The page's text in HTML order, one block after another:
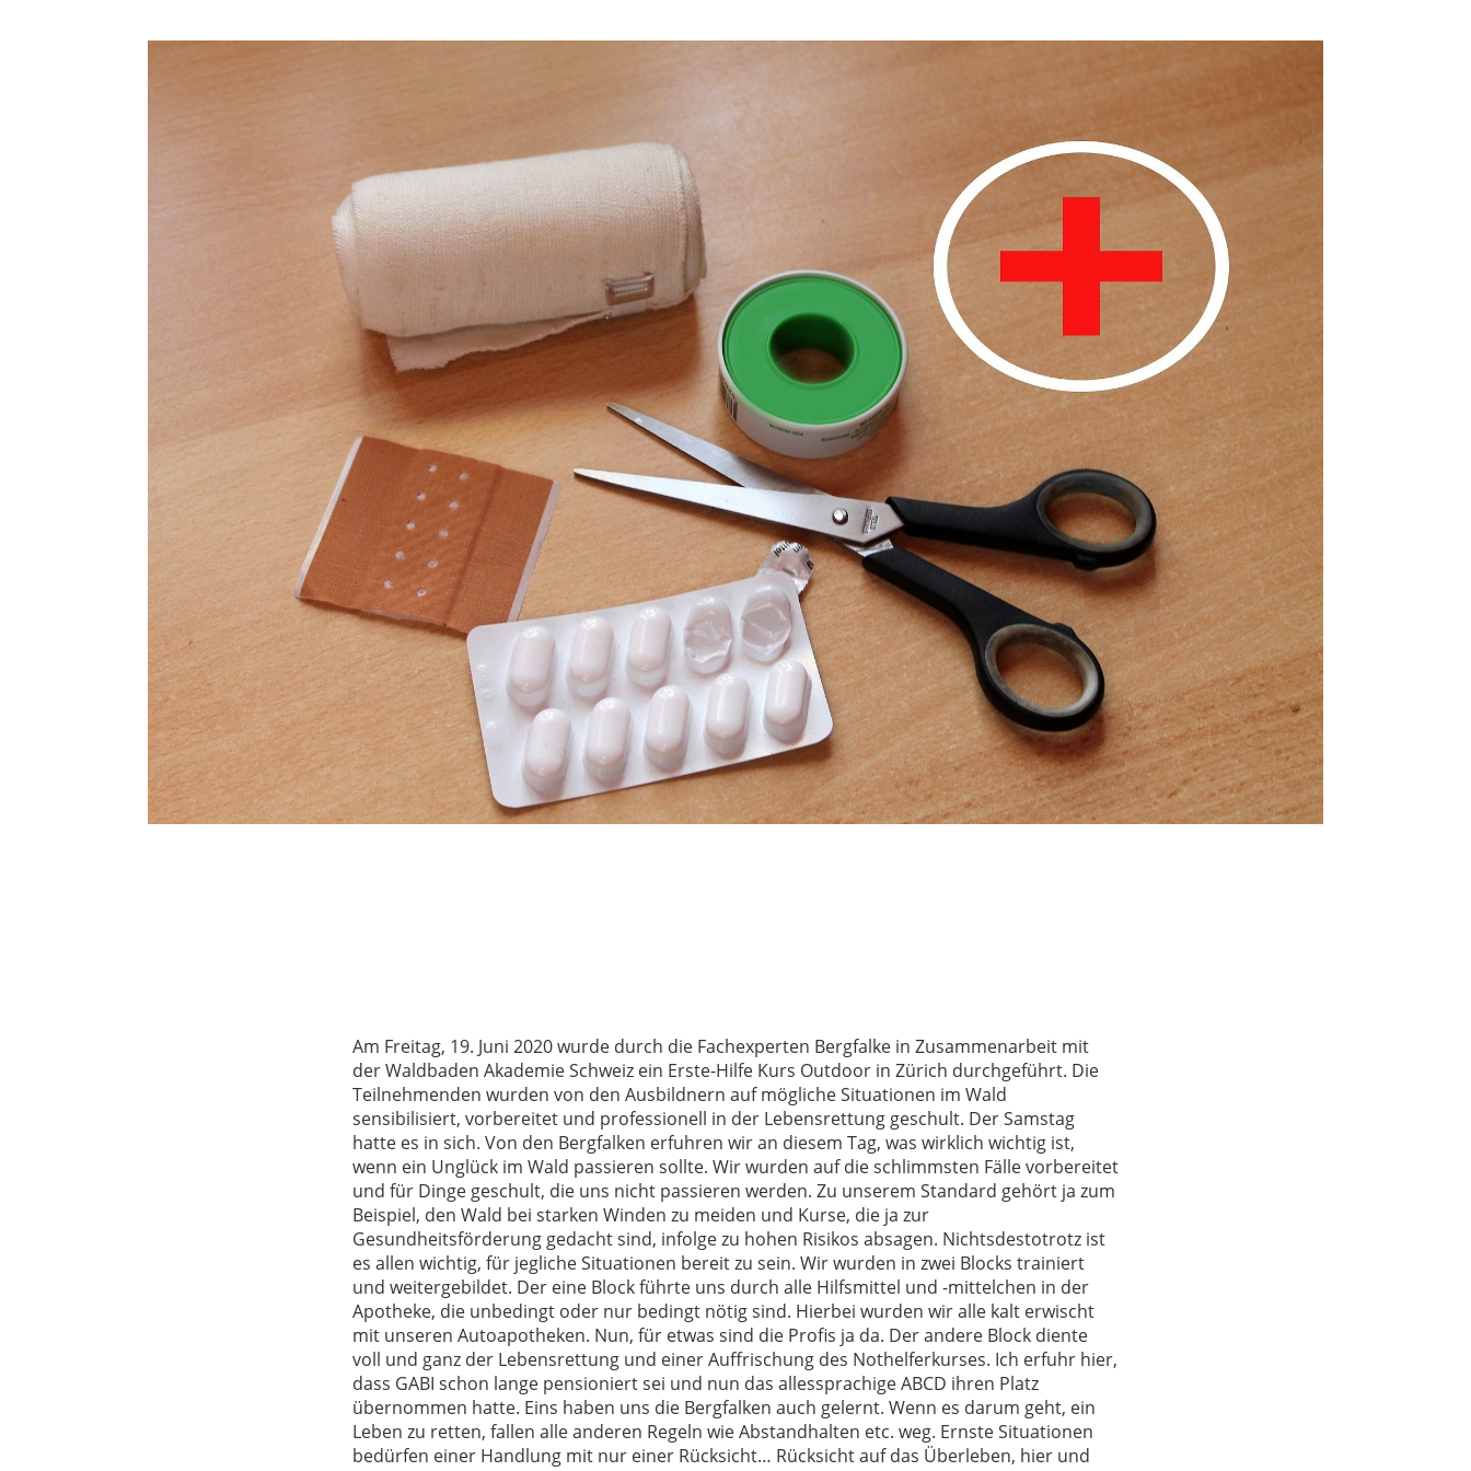
Am Freitag, 19. Juni 2020 wurde durch die Fachexperten Bergfalke in Zusammenarbeit mit
der Waldbaden Akademie Schweiz ein Erste-Hilfe Kurs Outdoor in Zürich durchgeführt. Die
Teilnehmenden wurden von den Ausbildnern auf mögliche Situationen im Wald
sensibilisiert, vorbereitet und professionell in der Lebensrettung geschult. Der Samstag
hatte es in sich. Von den Bergfalken erfuhren wir an diesem Tag, was wirklich wichtig ist,
wenn ein Unglück im Wald passieren sollte. Wir wurden auf die schlimmsten Fälle vorbereitet
und für Dinge geschult, die uns nicht passieren werden. Zu unserem Standard gehört ja zum
Beispiel, den Wald bei starken Winden zu meiden und Kurse, die ja zur
Gesundheitsförderung gedacht sind, infolge zu hohen Risikos absagen. Nichtsdestotrotz ist
es allen wichtig, für jegliche Situationen bereit zu sein. Wir wurden in zwei Blocks trainiert
und weitergebildet. Der eine Block führte uns durch alle Hilfsmittel und -mittelchen in der
Apotheke, die unbedingt oder nur bedingt nötig sind. Hierbei wurden wir alle kalt erwischt
mit unseren Autoapotheken. Nun, für etwas sind die Profis ja da. Der andere Block diente
voll und ganz der Lebensrettung und einer Auffrischung des Nothelferkurses. Ich erfuhr hier,
dass GABI schon lange pensioniert sei und nun das allessprachige ABCD ihren Platz
übernommen hatte. Eins haben uns die Bergfalken auch gelernt. Wenn es darum geht, ein
Leben zu retten, fallen alle anderen Regeln wie Abstandhalten etc. weg. Ernste Situationen
bedürfen einer Handlung mit nur einer Rücksicht… Rücksicht auf das Überleben, hier und